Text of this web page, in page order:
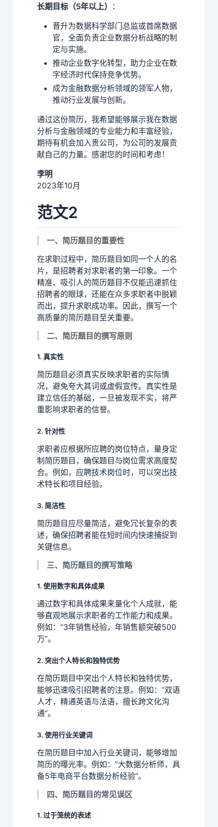
长期目标（5年以上）
：
晋升为数据科学部门总监或首席数据
官，全面负责企业数据分析战略的制
定与实施。
推动企业数字化转型，助力企业在数
字经济时代保持竞争优势。
成为金融数据分析领域的领军人物，
推动行业发展与创新。
通过这份简历，我希望能够展示我在数据
分析与金融领域的专业能力和丰富经验，
期待有机会加入贵公司，为公司的发展贡
献自己的力量。感谢您的时间和考虑！
李明
2023年10月
范文2
一、简历题目的重要性
在求职过程中，简历题目如同一个人的名
片，是招聘者对求职者的第一印象。一个
精准、吸引人的简历题目不仅能迅速抓住
招聘者的眼球，还能在众多求职者中脱颖
而出，提升求职成功率。因此，撰写一个
高质量的简历题目至关重要。
二、简历题目的撰写原则
1. 真实性
简历题目必须真实反映求职者的实际情
况，避免夸大其词或虚假宣传。真实性是
建立信任的基础，一旦被发现不实，将严
重影响求职者的信誉。
2. 针对性
求职者应根据所应聘的岗位特点，量身定
制简历题目，确保题目与岗位需求高度契
合。例如，应聘技术岗位时，可以突出技
术特长和项目经验。
3. 简洁性
简历题目应尽量简洁，避免冗长复杂的表
述，确保招聘者能在短时间内快速捕捉到
关键信息。
三、简历题目的撰写策略
1. 使用数字和具体成果
通过数字和具体成果来量化个人成就，能
够直观地展示求职者的工作能力和成果。
例如：“3年销售经验，年销售额突破500
万”。
2. 突出个人特长和独特优势
在简历题目中突出个人特长和独特优势，
能够迅速吸引招聘者的注意。例如：“双语
人才，精通英语与法语，擅长跨文化沟
通”。
3. 使用行业关键词
在简历题目中加入行业关键词，能够增加
简历的曝光率。例如：“大数据分析师，具
备5年电商平台数据分析经验”。
四、简历题目的常见误区
1. 过于笼统的表述